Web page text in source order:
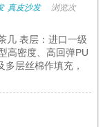
真皮沙发
浏览次
几 表层：进口一级
高密度、高回弹PU
层丝棉作填充，